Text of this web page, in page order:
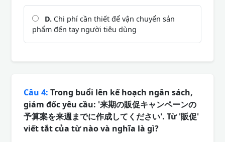
D. Chi phí cần thiết để vận chuyển sản
phẩm đến tay người tiêu dùng
Câu 4: Trong buổi lên kế hoạch ngân sách,
giám đốc yêu cầu: '来期の販促キャンペーンの
予算案を来週までに作成してください'. Từ '販促'
viết tắt của từ nào và nghĩa là gì?